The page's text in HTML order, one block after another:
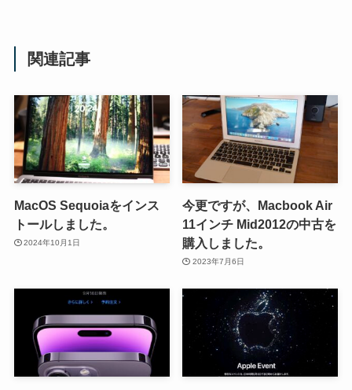
関連記事
MacOS Sequoiaをインス
トールしました。
2024年10月1日
今更ですが、Macbook Air
11インチ Mid2012の中古を
購入しました。
2023年7月6日